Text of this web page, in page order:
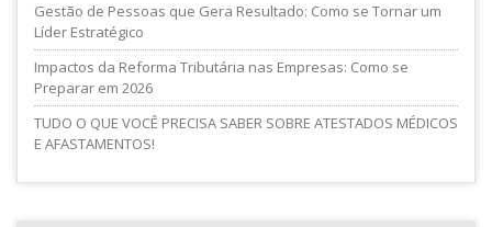
Gestão de Pessoas que Gera Resultado: Como se Tornar um
Líder Estratégico
Impactos da Reforma Tributária nas Empresas: Como se
Preparar em 2026
TUDO O QUE VOCÊ PRECISA SABER SOBRE ATESTADOS MÉDICOS
E AFASTAMENTOS!